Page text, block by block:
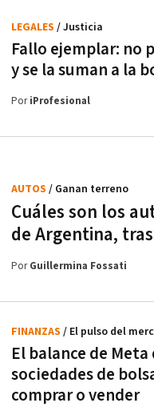
Fallo ejemplar: no
y se la suman a la
LEGALES / Justicia
PoriProfesional
Cuáles son los
de Argentina,
AUTOS / Ganan terreno
PorGuillermina Fossati
El balance de
sociedades de
comprar o vender
FINANZAS / El pulso del